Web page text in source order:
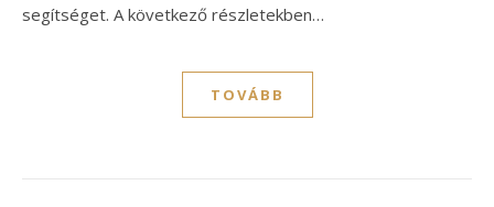
segítséget. A következő részletekben…
TOVÁBB